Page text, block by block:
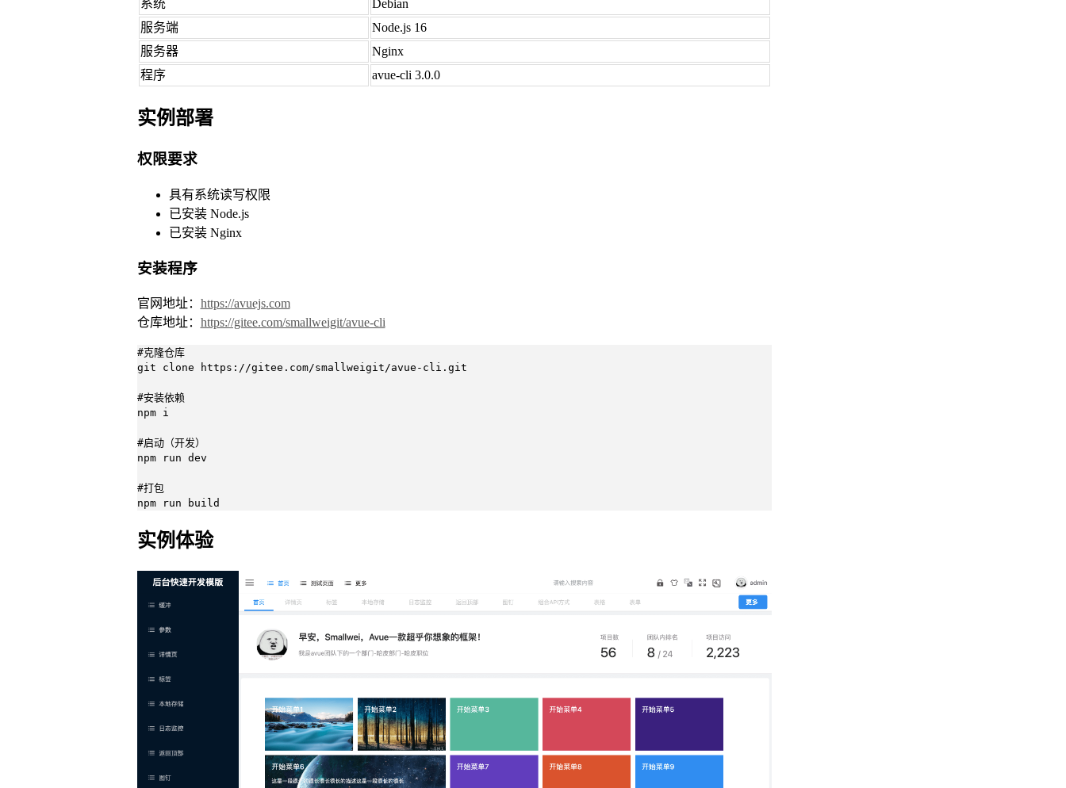
系统
Debian
服务端
Node.js 16
服务器
Nginx
程序
avue-cli 3.0.0
实例部署
权限要求
具有系统读写权限
已安装 Node.js
已安装 Nginx
安装程序
官网地址： https://avuejs.com
仓库地址： https://gitee.com/smallweigit/avue-cli
#克隆仓库
git clone https://gitee.com/smallweigit/avue-cli.git
#安装依赖
npm i
#启动（开发）
npm run dev
#打包
npm run build
实例体验